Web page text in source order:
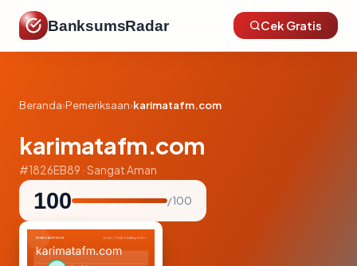
BanksumsRadar Cek Gratis
Beranda›Pemeriksaan›karimatafm.com
karimatafm.com
#1826EB89 · Sangat Aman
100 / 100